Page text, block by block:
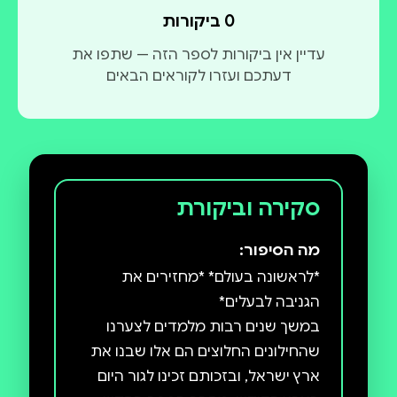
0 ביקורות
עדיין אין ביקורות לספר הזה — שתפו את
דעתכם ועזרו לקוראים הבאים
סקירה וביקורת
מה הסיפור:
*לראשונה בעולם* *מחזירים את
במשך שנים רבות מלמדים לצערנו
שהחילונים החלוצים הם אלו שבנו את
ארץ ישראל, ובזכותם זכינו לגור היום